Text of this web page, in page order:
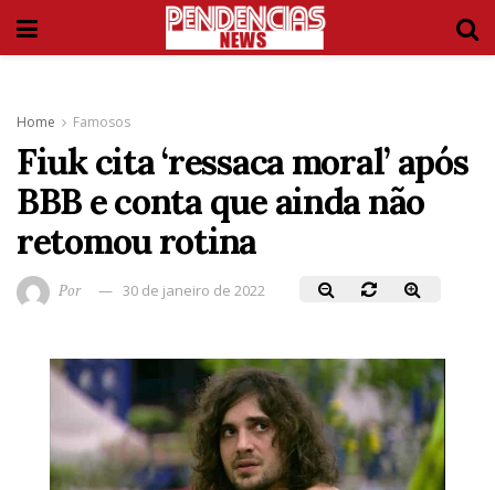
Home Famosos
Fiuk cita ‘ressaca moral’ após
BBB e conta que ainda não
retomou rotina
Por 30 de janeiro de 2022